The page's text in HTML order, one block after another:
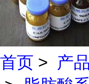
首页 > 产